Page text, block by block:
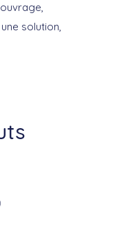
solution,